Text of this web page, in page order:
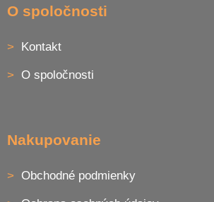
O spoločnosti
Kontakt
O spoločnosti
Nakupovanie
Obchodné podmienky